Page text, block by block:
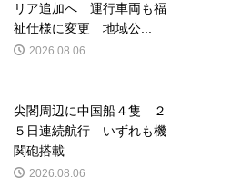
リア追加へ 運行車両も福
祉仕様に変更 地域公...
2026.08.06
尖閣周辺に中国船４隻 ２
５日連続航行 いずれも機
関砲搭載
2026.08.06